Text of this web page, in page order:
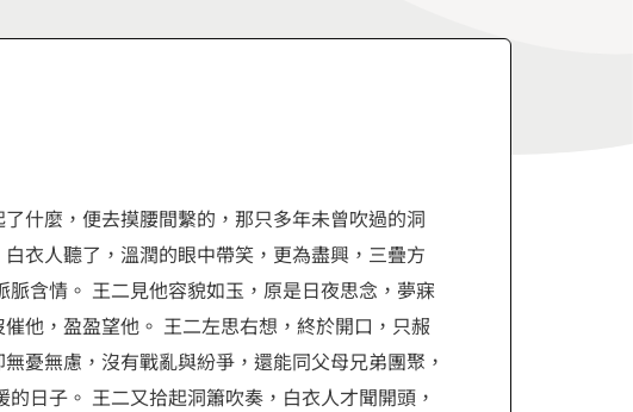
什麼，便去摸腰間繫的，那只多年未曾吹過的洞
衣人聽了，溫潤的眼中帶笑，更為盡興，三疊方
含情。 王二見他容貌如玉，原是日夜思念，夢寐
他，盈盈望他。 王二左思右想，終於開口，只赧
憂無慮，沒有戰亂與紛爭，還能同父母兄弟團聚，
日子。 王二又拾起洞簫吹奏，白衣人才聞開頭，